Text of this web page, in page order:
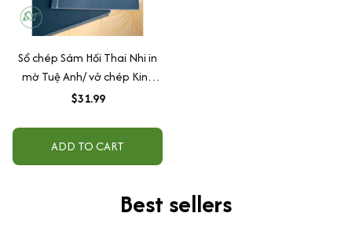
Sổ chép Sám Hối Thai Nhi in
mờ Tuệ Anh/ vở chép Kinh
giấy cổ (Tặng kèm Hộp đựng)
$31.99
ADD TO CART
Best sellers